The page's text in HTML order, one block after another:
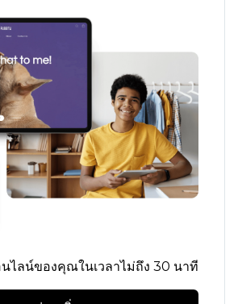
ไลน์ของคุณในเวลาไม่ถึง 30 นาที